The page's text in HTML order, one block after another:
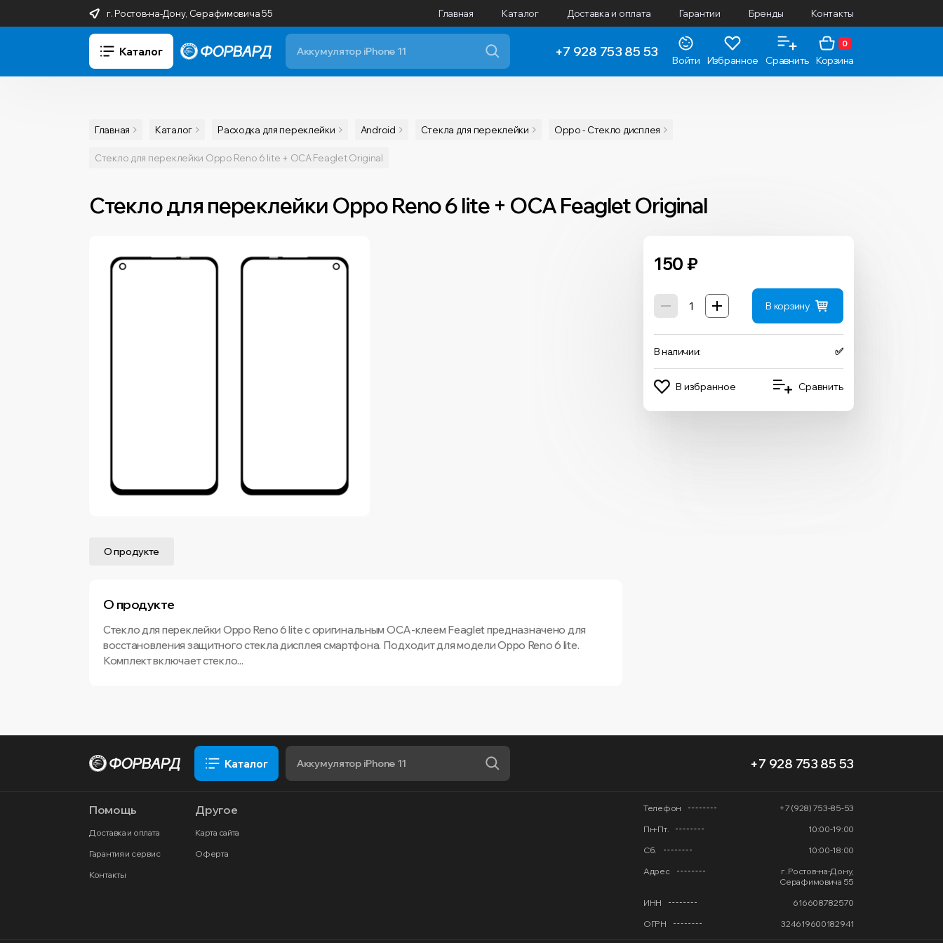
г. Ростов-на-Дону, Серафимовича 55 Главная Каталог Доставка и оплата Гарантии Бренды Контакты
Каталог +7 928 753 85 53
Войти Избранное Сравнить
0
Корзина
Главная Каталог Расходка для переклейки Android Cтекла для переклейки Oppo - Стекло дисплея
Стекло для переклейки Oppo Reno 6 lite + OCA Feaglet Original
Стекло для переклейки Oppo Reno 6 lite + OCA Feaglet Original
150 ₽
В корзину
В наличии: ✅
В избранное Сравнить
О продукте
О продукте
Стекло для переклейки Oppo Reno 6 lite с оригинальным OCA-клеем Feaglet предназначено для
восстановления защитного стекла дисплея смартфона. Подходит для модели Oppo Reno 6 lite.
Комплект включает стекло...
Каталог +7 928 753 85 53
Помощь
Доставка и оплата
Гарантия и сервис
Контакты
Другое
Карта сайта
Оферта
Телефон
+7 (928) 753-85-53
Пн-Пт.
10:00-19:00
Сб.
10:00-18:00
Адрес
г. Ростов-на-Дону,
Серафимовича 55
ИНН
616608782570
ОГРН
324619600182941